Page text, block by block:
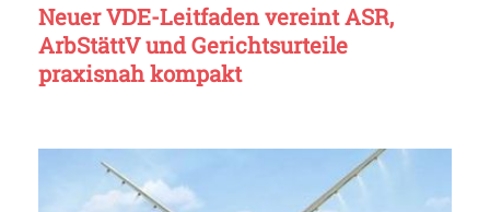
Neuer VDE-Leitfaden vereint ASR,
ArbStättV und Gerichtsurteile
praxisnah kompakt